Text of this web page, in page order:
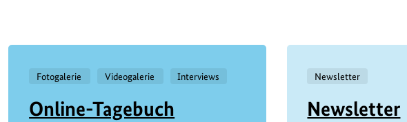
Fotogalerie Videogalerie Interviews
Online-Tagebuch
Newsletter
Newsletter